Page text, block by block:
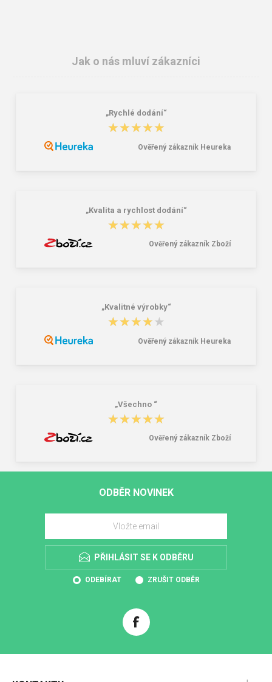
Červa LATTON Reflexní tričko
Jak o nás mluví zákazníci
„Rychlé dodání“
★★★★★
★★★★★
Ověřený zákazník Heureka
„Kvalita a rychlost dodání“
★★★★★
★★★★★
Ověřený zákazník Zboží
„Kvalitné výrobky“
★★★★★
★★★★★
Ověřený zákazník Heureka
„Všechno “
★★★★★
★★★★★
Ověřený zákazník Zboží
ODBĚR NOVINEK
PŘIHLÁSIT SE K ODBĚRU
ODEBÍRAT ZRUŠIT ODBĚR